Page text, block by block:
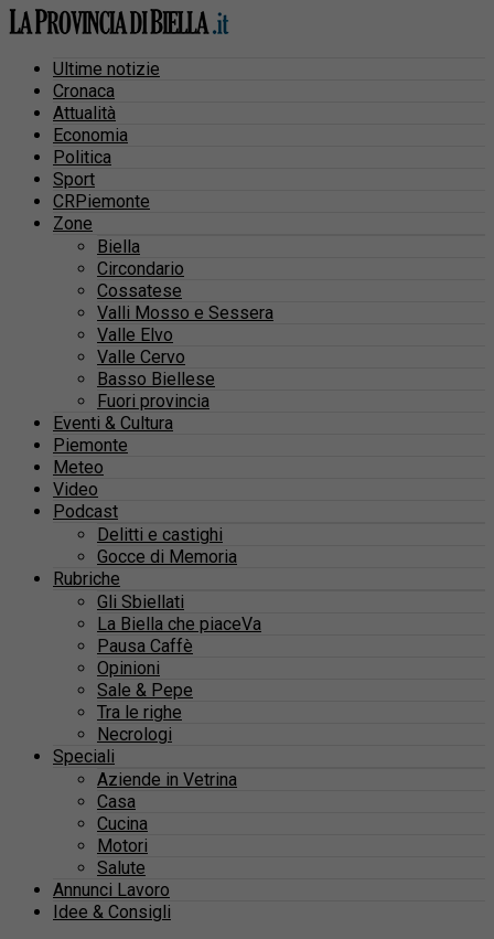
Ultime notizie
Cronaca
Attualità
Economia
Politica
Sport
CRPiemonte
Zone
Biella
Circondario
Cossatese
Valli Mosso e Sessera
Valle Elvo
Valle Cervo
Basso Biellese
Fuori provincia
Eventi & Cultura
Piemonte
Meteo
Video
Podcast
Delitti e castighi
Gocce di Memoria
Rubriche
Gli Sbiellati
La Biella che piaceVa
Pausa Caffè
Opinioni
Sale & Pepe
Tra le righe
Necrologi
Speciali
Aziende in Vetrina
Casa
Cucina
Motori
Salute
Annunci Lavoro
Idee & Consigli